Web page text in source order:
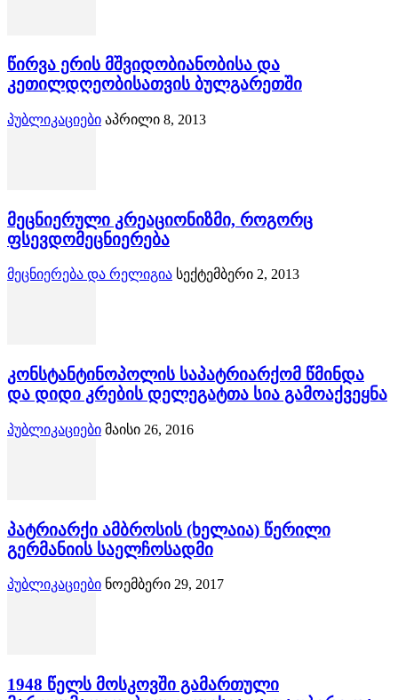
წირვა ერის მშვიდობიანობისა და
კეთილდღეობისათვის ბულგარეთში
პუბლიკაციები აპრილი 8, 2013
მეცნიერული კრეაციონიზმი, როგორც
ფსევდომეცნიერება
მეცნიერება და რელიგია სექტემბერი 2, 2013
კონსტანტინოპოლის საპატრიარქომ წმინდა
და დიდი კრების დელეგატთა სია გამოაქვეყნა
პუბლიკაციები მაისი 26, 2016
პატრიარქი ამბროსის (ხელაია) წერილი
გერმანიის საელჩოსადმი
პუბლიკაციები ნოემბერი 29, 2017
1948 წელს მოსკოვში გამართული